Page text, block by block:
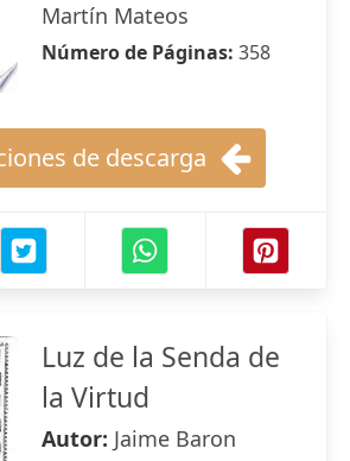
Martín Mateos
Número de Páginas: 358
de descarga
Luz de la Senda de
la Virtud
Autor: Jaime Baron